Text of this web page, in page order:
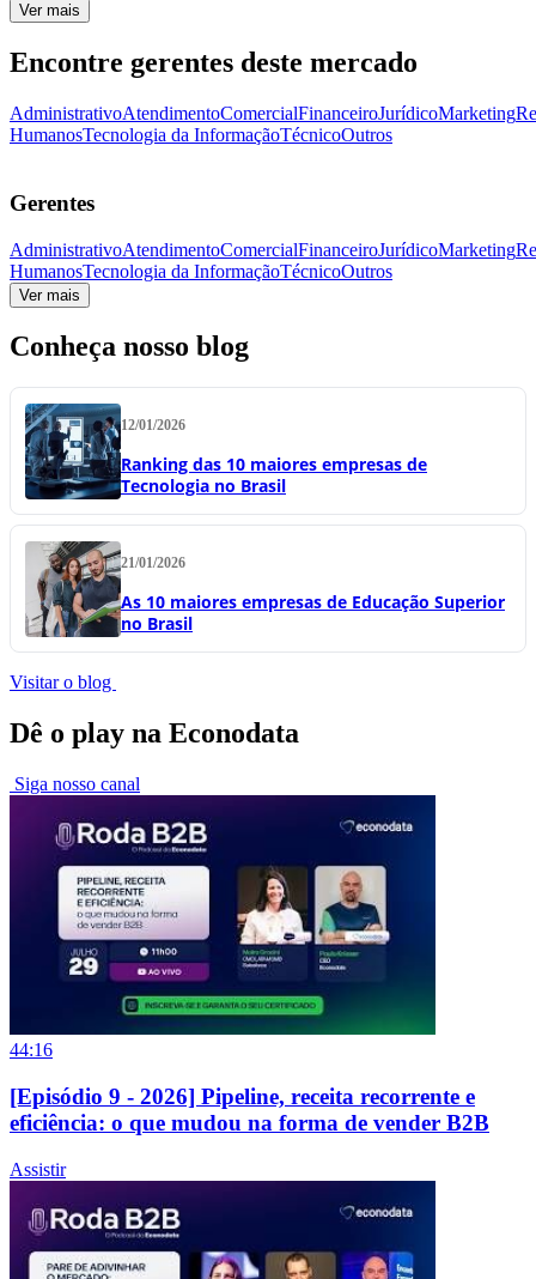
Ver mais
Encontre gerentes deste mercado
AdministrativoAtendimentoComercialFinanceiroJurídicoMarketing
HumanosTecnologia da InformaçãoTécnicoOutros
Gerentes
AdministrativoAtendimentoComercialFinanceiroJurídicoMarketing
HumanosTecnologia da InformaçãoTécnicoOutros
Ver mais
Conheça nosso blog
12/01/2026
Ranking das 10 maiores empresas de
Tecnologia no Brasil
21/01/2026
As 10 maiores empresas de Educação Superior
no Brasil
Visitar o blog
Dê o play na Econodata
Siga nosso canal
44:16
[Episódio 9 - 2026] Pipeline, receita recorrente e
eficiência: o que mudou na forma de vender B2B
Assistir